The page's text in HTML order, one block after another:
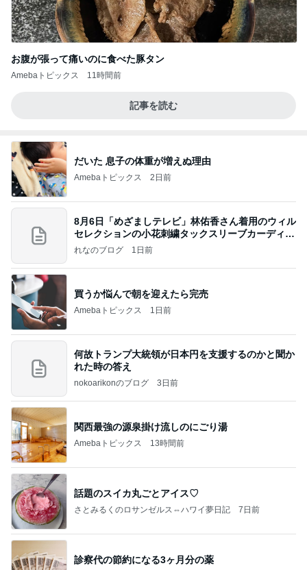
お腹が張って痛いのに食べた豚タン
Amebaトピックス 11時間前
記事を読む
だいた 息子の体重が増えぬ理由
Amebaトピックス 2日前
8月6日「めざましテレビ」林佑香さん着用のウィル
セレクションの小花刺繍タックスリーブカーディガ
ン
れなのブログ 1日前
買うか悩んで朝を迎えたら完売
Amebaトピックス 1日前
何故トランプ大統領が日本円を支援するのかと聞か
れた時の答え
nokoarikonのブログ 3日前
関西最強の源泉掛け流しのにごり湯
Amebaトピックス 13時間前
話題のスイカ丸ごとアイス♡
さとみるくのロサンゼルス⇔ハワイ夢日記 7日前
診察代の節約になる3ヶ月分の薬